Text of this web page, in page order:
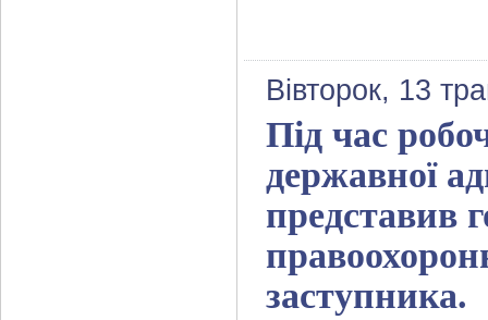
Вівторок, 13
Під час
державної
представив
заступника.